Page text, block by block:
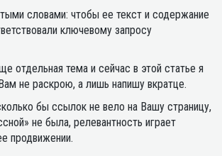
словами: чтобы ее текст и содержание
ключевому запросу
отдельная тема и сейчас в этой статье я
не раскрою, а лишь напишу вкратце.
бы ссылок не вело на Вашу страницу,
не была, релевантность играет
продвижении.